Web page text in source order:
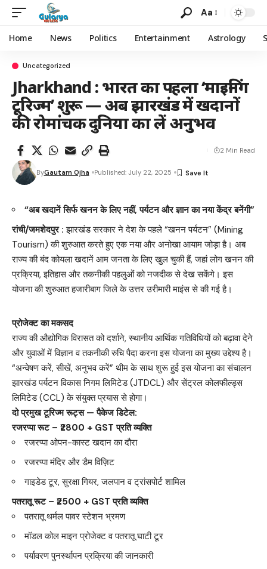
Aa
Home News Politics Entertainment Astrology
Uncategorized
Jharkhand : भारत का पहला ‘माइनिंग
टूरिज्म’ शुरू — अब झारखंड में खदानों
की रोमांचक दुनिया का लें अनुभव
ByGautam Ojha Published: July 22, 2025
2 Min Read
“अब खदानें सिर्फ खनन के लिए नहीं, पर्यटन और ज्ञान का नया केंद्र बनेंगी”
रांची/जमशेदपुर :झारखंड सरकार ने देश के पहले “खनन पर्यटन” (Mining
Tourism) की शुरुआत करते हुए एक नया और अनोखा आयाम जोड़ा है। अब
राज्य की बंद कोयला खदानें आम जनता के लिए खुल चुकी हैं, जहां लोग खनन की
प्रक्रिया, इतिहास और तकनीकी पहलुओं को नजदीक से देख सकेंगे। इस
योजना की शुरुआत हजारीबाग जिले के उत्तर उरीमारी माइंस से की गई है।
प्रोजेक्ट का मकसद
राज्य की औद्योगिक विरासत को दर्शाने, स्थानीय आर्थिक गतिविधियों को बढ़ावा देने
और युवाओं में विज्ञान व तकनीकी रुचि पैदा करना इस योजना का मुख्य उद्देश्य है।
“अन्वेषण करें, सीखें, अनुभव करें” थीम के साथ शुरू हुई इस योजना का संचालन
झारखंड पर्यटन विकास निगम लिमिटेड (JTDCL) और सेंट्रल कोलफील्ड्स
लिमिटेड (CCL) के संयुक्त प्रयास से होगा।
दो प्रमुख टूरिज्म रूट्स — पैकेज डिटेल:
रजरप्पा रूट – ₹2800 + GST प्रति व्यक्ति
रजरप्पा ओपन-कास्ट खदान का दौरा
रजरप्पा मंदिर और डैम विज़िट
गाइडेड टूर, सुरक्षा गियर, जलपान व ट्रांसपोर्ट शामिल
पतरातू रूट – ₹2500 + GST प्रति व्यक्ति
पतरातू थर्मल पावर स्टेशन भ्रमण
मॉडल कोल माइन प्रोजेक्ट व पतरातू घाटी टूर
पर्यावरण पुनर्स्थापन प्रक्रिया की जानकारी